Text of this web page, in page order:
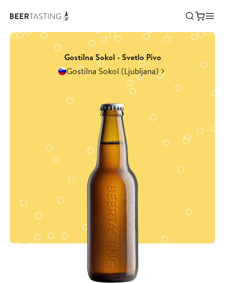
Gostilna Sokol - Svetlo Pivo
Gostilna Sokol (Ljubljana)